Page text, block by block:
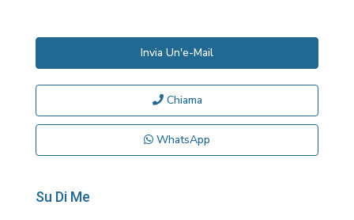
Invia Un'e-Mail
Chiama
WhatsApp
Su Di Me